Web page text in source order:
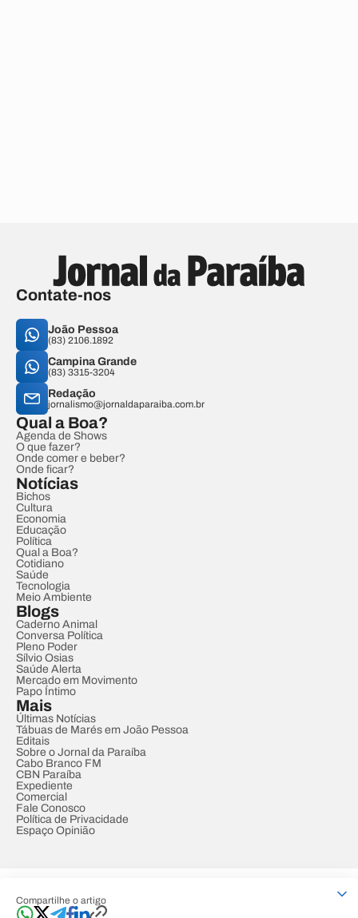
Compartilhe o artigo
Contate-nos
João Pessoa
(83) 2106.1892
Campina Grande
(83) 3315-3204
Redação
jornalismo@jornaldaparaiba.com.br
Qual a Boa?
Agenda de Shows
O que fazer?
Onde comer e beber?
Onde ficar?
Notícias
Bichos
Cultura
Economia
Educação
Política
Qual a Boa?
Cotidiano
Saúde
Tecnologia
Meio Ambiente
Blogs
Caderno Animal
Conversa Política
Pleno Poder
Sílvio Osias
Saúde Alerta
Mercado em Movimento
Papo Íntimo
Mais
Últimas Notícias
Tábuas de Marés em João Pessoa
Editais
Sobre o Jornal da Paraíba
Cabo Branco FM
CBN Paraíba
Expediente
Comercial
Fale Conosco
Política de Privacidade
Espaço Opinião